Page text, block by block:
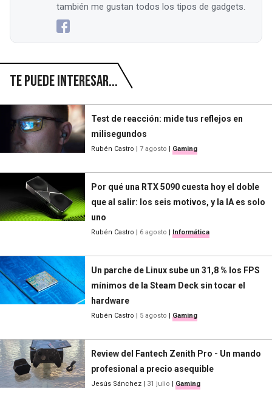
también me gustan todos los tipos de gadgets.
Te puede interesar...
Test de reacción: mide tus reflejos en
milisegundos
Rubén Castro 7 agosto Gaming
Por qué una RTX 5090 cuesta hoy el doble
que al salir: los seis motivos, y la IA es solo
uno
Rubén Castro 6 agosto Informática
Un parche de Linux sube un 31,8 % los FPS
mínimos de la Steam Deck sin tocar el
hardware
Rubén Castro 5 agosto Gaming
Review del Fantech Zenith Pro - Un mando
profesional a precio asequible
Jesús Sánchez 31 julio Gaming